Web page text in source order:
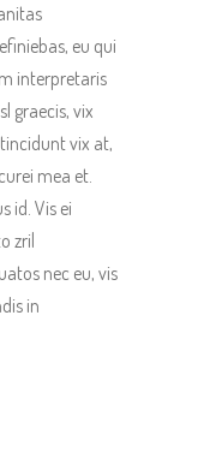
eu qui
interpretaris
graecis, vix
vix at,
mea et.
id. Vis ei
zril
nec eu, vis
in